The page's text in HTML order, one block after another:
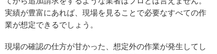
実績が豊富にあれば、現場を見ることで必要なすべての作
業が想定できるでしょう。
現場の確認の仕方が甘かった、想定外の作業が発生してし